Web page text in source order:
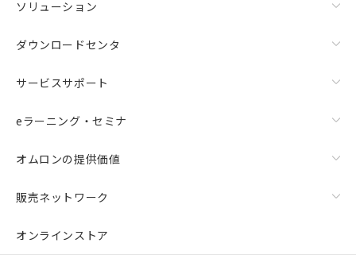
ソリューション
ダウンロードセンタ
サービスサポート
eラーニング・セミナ
オムロンの提供価値
販売ネットワーク
オンラインストア